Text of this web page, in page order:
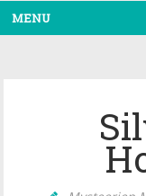
MENU